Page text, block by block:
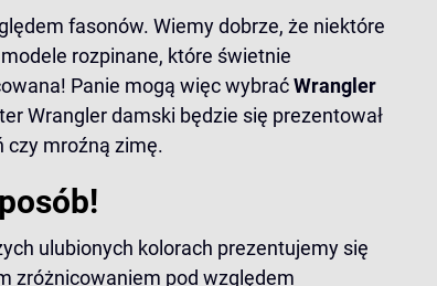
fasonów. Wiemy dobrze, że niektóre
rozpinane, które świetnie
Panie mogą więc wybraćWrangler
Wrangler damski będzie się prezentował
czy mroźną zimę.
ulubionych kolorach prezentujemy się
zróżnicowaniem pod względem